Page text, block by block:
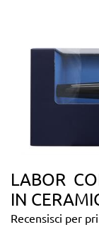
LABOR
IN
Recensisci per